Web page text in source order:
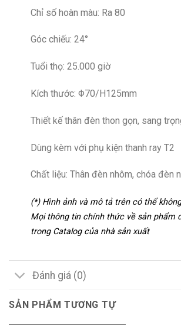
Chỉ số hoàn màu: Ra 80
Góc chiếu: 24°
Tuổi thọ: 25.000 giờ
Kích thước: Φ70/H125mm
Thiết kế thân đèn thon gọn, sang
Dùng kèm với phụ kiện thanh ray T2
Chất liệu: Thân đèn nhôm, chóa đèn
(*) Hình ảnh và mô tả trên có thể
Mọi thông tin chính thức về sản phẩm
trong Catalog của nhà sản xuất
Đánh giá (0)
SẢN PHẨM TƯƠNG TỰ